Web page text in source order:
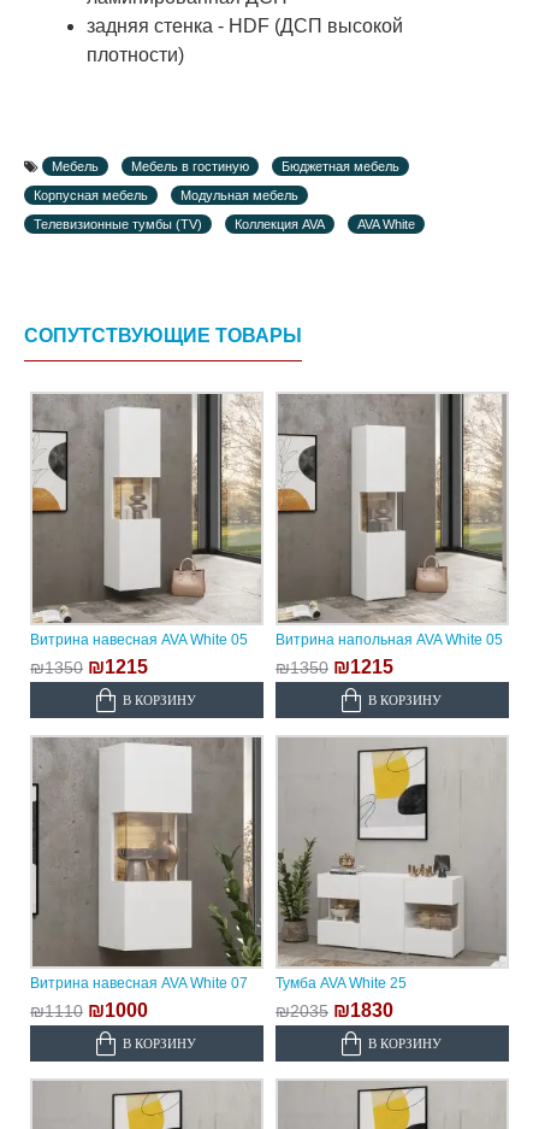
задняя стенка - HDF (ДСП высокой
плотности)
Мебель Мебель в гостиную
Бюджетная мебель
Корпусная мебель
Модульная мебель
Телевизионные тумбы (TV)
Коллекция AVA AVA White
СОПУТСТВУЮЩИЕ ТОВАРЫ
Витрина навесная AVA White 05
₪1350 ₪1215
В КОРЗИНУ
Витрина напольная AVA White 05
₪1350 ₪1215
В КОРЗИНУ
Витрина навесная AVA White 07
₪1110 ₪1000
В КОРЗИНУ
Тумба AVA White 25
₪2035 ₪1830
В КОРЗИНУ